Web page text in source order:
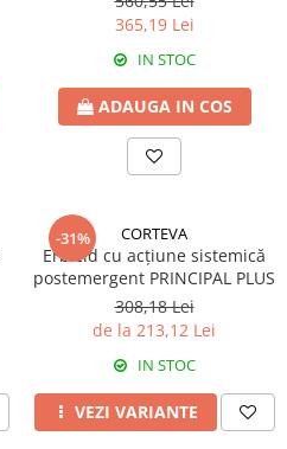
365,19 Lei
IN STOC
ADAUGA IN COS
-31% CORTEVA
Erbicid cu acțiune sistemică
postemergent PRINCIPAL PLUS
308,18 Lei
de la 213,12 Lei
IN STOC
VEZI VARIANTE